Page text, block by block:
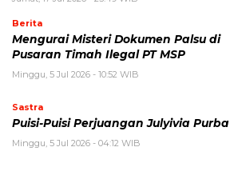
Berita
Mengurai Misteri Dokumen Palsu di
Pusaran Timah Ilegal PT MSP
Minggu, 5 Jul 2026 - 10:52 WIB
Sastra
Puisi-Puisi Perjuangan Julyivia Purba
Minggu, 5 Jul 2026 - 04:12 WIB